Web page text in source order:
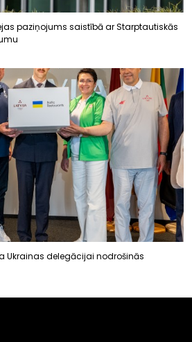
paziņojums saistībā ar Starptautiskās
Ukrainas delegācijai nodrošinās